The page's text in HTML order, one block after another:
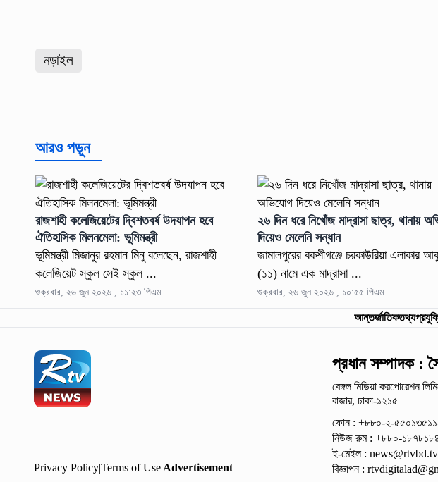
নড়াইল
আরও পড়ুন
রাজশাহী কলেজিয়েটের দ্বিশতবর্ষ উদযাপন হবে
ঐতিহাসিক মিলনমেলা: ভূমিমন্ত্রী
ভূমিমন্ত্রী মিজানুর রহমান মিনু বলেছেন, রাজশাহী
কলেজিয়েট স্কুল সেই স্কুল ...
শুক্রবার, ২৬ জুন ২০২৬ , ১১:২৩ পিএম
২৬ দিন ধরে নিখোঁজ মাদ্রাসা ছাত্র, থানায়
দিয়েও মেলেনি সন্ধান
জামালপুরের বকশীগঞ্জে চরকাউরিয়া এলাকার
(১১) নামে এক মাদ্রাসা ...
শুক্রবার, ২৬ জুন ২০২৬ , ১০:৫৫ পিএম
আন্তর্জাতিক
Privacy Policy|Terms of Use|Advertisement
প্রধান সম্পাদক :
বেঙ্গল মিডিয়া করপোরেশন
বাজার, ঢাকা-১২১৫
ফোন : +৮৮০-২-
নিউজ রুম : +৮৮০-
ই-মেইল : news@rtvbd.tv
বিজ্ঞাপন :